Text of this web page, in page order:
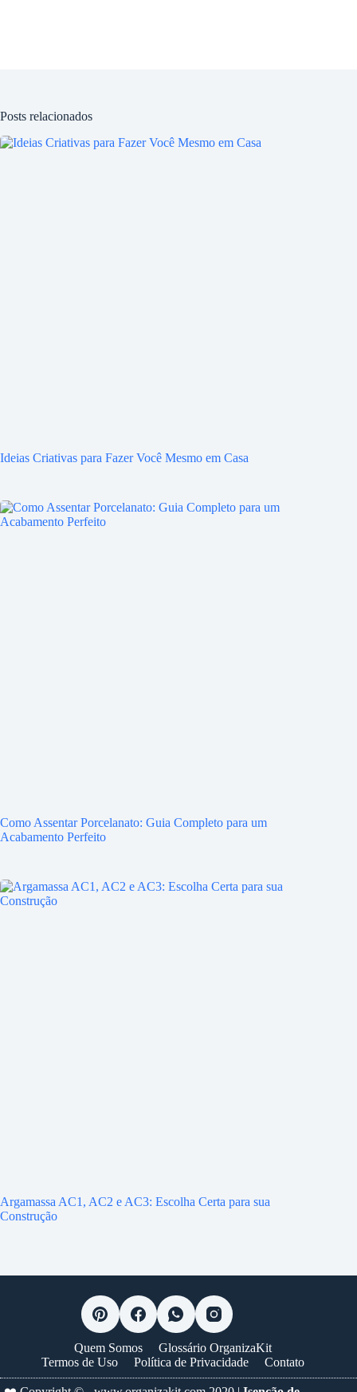
Posts relacionados
Ideias Criativas para Fazer Você Mesmo em Casa
Como Assentar Porcelanato: Guia Completo para um
Acabamento Perfeito
Argamassa AC1, AC2 e AC3: Escolha Certa para sua
Construção
Quem Somos
Glossário OrganizaKit
Termos de Uso
Política de Privacidade Contato